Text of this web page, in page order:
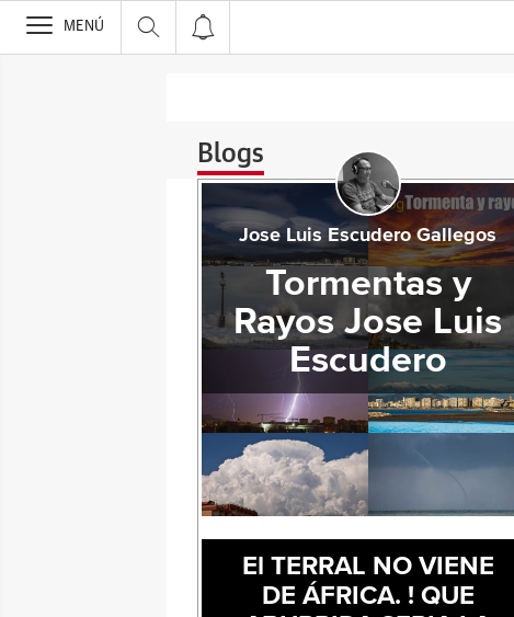
>
MENÚ
Blogs
Jose Luis Escudero Gallegos
Tormentas y
Rayos Jose Luis
Escudero
El TERRAL NO VIENE
DE ÁFRICA. ! QUE